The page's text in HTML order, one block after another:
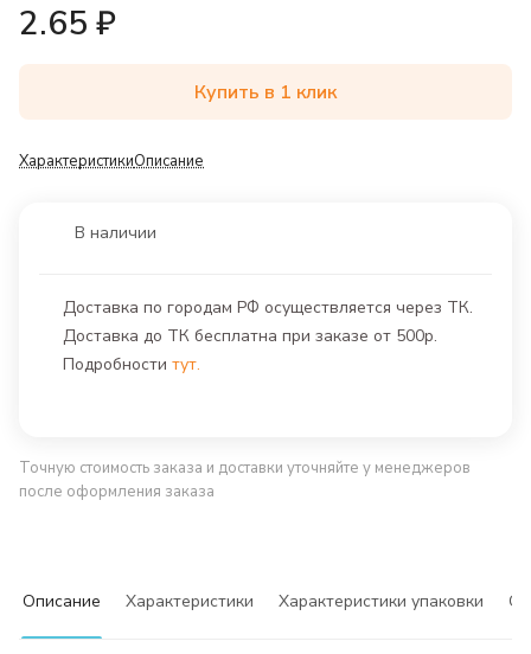
2.65 ₽
Купить в 1 клик
ХарактеристикиОписание
В наличии
Доставка по городам РФ осуществляется через ТК.
Доставка до ТК бесплатна при заказе от 500р.
Подробности тут.
Точную стоимость заказа и доставки уточняйте у менеджеров
после оформления заказа
Описание Характеристики Характеристики упаковки